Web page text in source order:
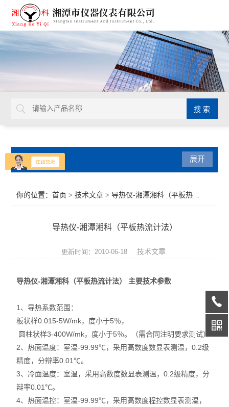
产品分类
元素分析仪
数显式抗折仪
耐火材料检测仪器
快速升温电炉
多孔陶瓷工程陶瓷试验仪
展开
你的位置：首页 >技术文章 > 导热仪-湘潭湘科（平板热流计法）
导热仪-湘潭湘科（平板热流计法）
更新时间：2010-06-18 技术文章
导热仪-湘潭湘科（平板热流计法） 主要技术参数
1、导热系数范围：
板状样0.015-5W/mk，度小于5％，
圆柱状样3-400W/mk，度小于5％。（需合同注明要求测试）
2、热面温度：室温-99.99℃，采用高数度数显表测温，0.2级
精度，分辩率0.01℃。
3、冷面温度：室温，采用高数度数显表测温，0.2级精度，分
辩率0.01℃。
4、热面温控：室温-99.99℃，采用高数度程控数显表测温，